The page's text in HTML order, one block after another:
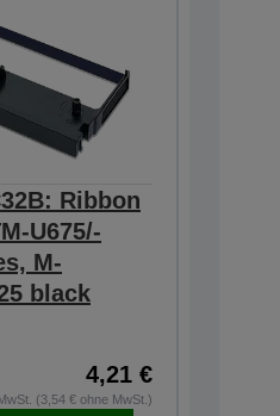
Ribbon
U675/-
M-
black
4,21 €
(3,54 € ohne MwSt.)